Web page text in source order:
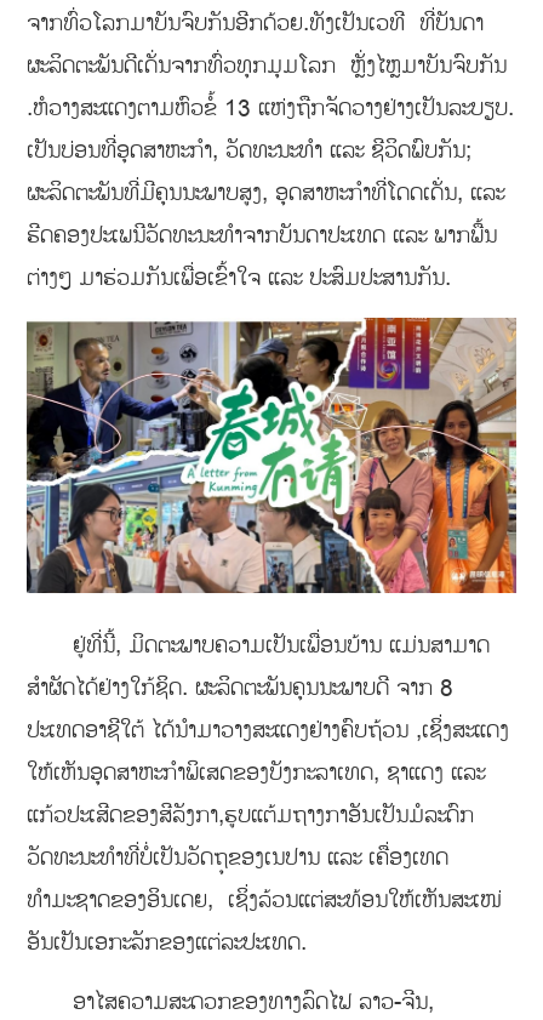
ຈາກທົ່ວໂລກມາບັນຈົບກັນອີກດ້ວຍ.ທັງເປັນເວທີ ທີ່ບັນດາ
ຜະລິດຕະພັນດີເດັ່ນຈາກທົ່ວທຸກມຸມໂລກ ຫຼັ່ງໄຫຼມາບັນຈົບກັນ
.ຫໍວາງສະແດງຕາມຫົວຂໍ້ 13 ແຫ່ງຖືກຈັດວາງຢ່າງເປັນລະບຽບ.
ເປັນບ່ອນທີ່ອຸດສາຫະກຳ, ວັດທະນະທຳ ແລະ ຊີວິດພົບກັນ;
ຜະລິດຕະພັນທີ່ມີຄຸນນະພາບສູງ, ອຸດສາຫະກຳທີ່ໂດດເດັ່ນ, ແລະ
ຮີດຄອງປະເພນີວັດທະນະທຳຈາກບັນດາປະເທດ ແລະ ພາກພື້ນ
ຕ່າງໆ ມາຮ່ວມກັນເພື່ອເຂົ້າໃຈ ແລະ ປະສົມປະສານກັນ.
ຢູ່ທີ່ນີ້, ມິດຕະພາບຄວາມເປັນເພື່ອນບ້ານ ແມ່ນສາມາດ
ສຳຜັດໄດ້ຢ່າງໃກ້ຊິດ. ຜະລິດຕະພັນຄຸນນະພາບດີ ຈາກ 8
ປະເທດອາຊີໃຕ້ ໄດ້ນຳມາວາງສະແດງຢ່າງຄົບຖ້ວນ ,ເຊິ່ງສະແດງ
ໃຫ້ເຫັນອຸດສາຫະກຳພິເສດຂອງບັງກະລາເທດ, ຊາແດງ ແລະ
ແກ້ວປະເສີດຂອງສີລັງກາ,ຮູບແຕ້ມຖາງກາອັນເປັນມໍລະດົກ
ວັດທະນະທຳທີ່ບໍ່ເປັນວັດຖຸຂອງເນປານ ແລະ ເຄື່ອງເທດ
ທຳມະຊາດຂອງອິນເດຍ, ເຊິ່ງລ້ວນແຕ່ສະທ້ອນໃຫ້ເຫັນສະເໜ່
ອັນເປັນເອກະລັກຂອງແຕ່ລະປະເທດ.
ອາໄສຄວາມສະດວກຂອງທາງລົດໄຟ ລາວ-ຈີນ,